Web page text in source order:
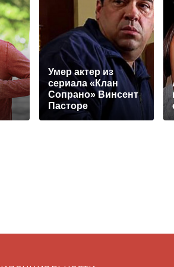
Умер актер из
сериала «Клан
Сопрано» Винсент
Пасторе